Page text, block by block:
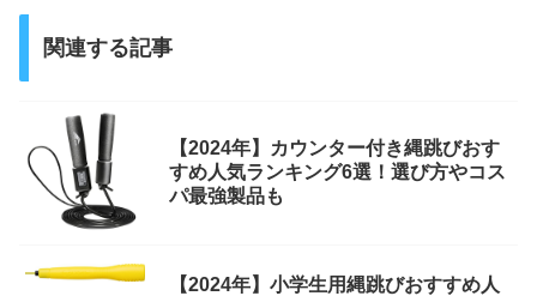
関連する記事
【2024年】カウンター付き縄跳びおす
すめ人気ランキング6選！選び方やコス
パ最強製品も
【2024年】小学生用縄跳びおすすめ人